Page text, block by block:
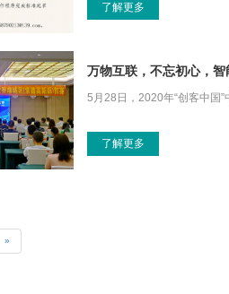
了解更多
万物互联，不忘初心，智
5月28日，2020年“创客中国
了解更多
»